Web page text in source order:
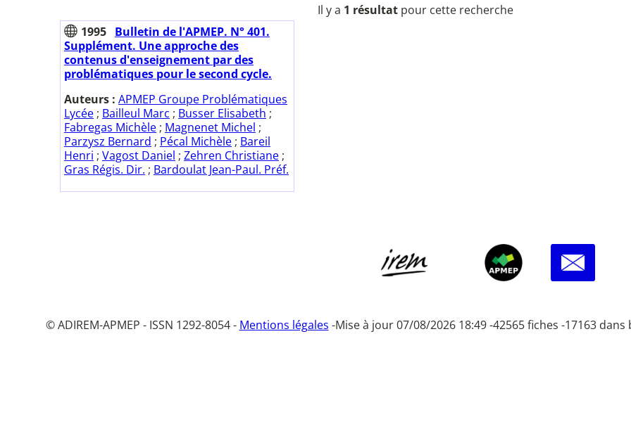
Il y a 1 résultat pour cette recherche
1995 Bulletin de l'APMEP. N° 401.
Supplément. Une approche des
contenus d'enseignement par des
problématiques pour le second cycle.
Auteurs : APMEP Groupe Problématiques
Lycée ; Bailleul Marc ; Busser Elisabeth ;
Fabregas Michèle ; Magnenet Michel ;
Parzysz Bernard ; Pécal Michèle ; Bareil
Henri ; Vagost Daniel ; Zehren Christiane ;
Gras Régis. Dir. ; Bardoulat Jean-Paul. Préf.
© ADIREM-APMEP - ISSN 1292-8054 - Mentions légales -Mise à jour 07/08/2026 18:49 -42565 fiches -17163